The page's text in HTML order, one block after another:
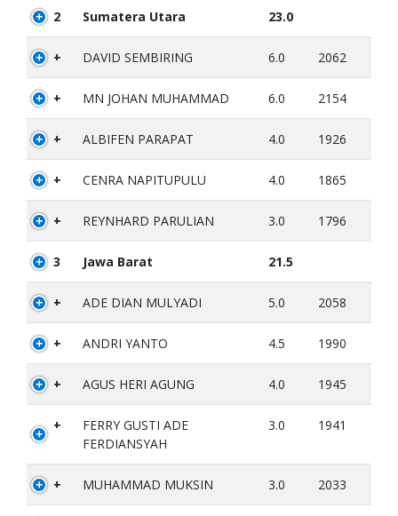
2 Sumatera Utara 23.0
+ DAVID SEMBIRING 6.0 2062
+ MN JOHAN MUHAMMAD 6.0 2154
+ ALBIFEN PARAPAT 4.0 1926
+ CENRA NAPITUPULU 4.0 1865
+ REYNHARD PARULIAN 3.0 1796
3 Jawa Barat 21.5
+ ADE DIAN MULYADI 5.0 2058
+ ANDRI YANTO 4.5 1990
+ AGUS HERI AGUNG 4.0 1945
+
FERRY GUSTI ADE
FERDIANSYAH
3.0 1941
+ MUHAMMAD MUKSIN 3.0 2033